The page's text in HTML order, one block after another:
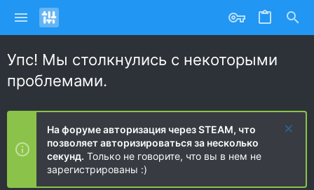
Упс! Мы столкнулись с некоторыми
проблемами.
На форуме авторизация через STEAM, что
позволяет авторизироваться за несколько
секунд. Только не говорите, что вы в нем не
зарегистрированы :)